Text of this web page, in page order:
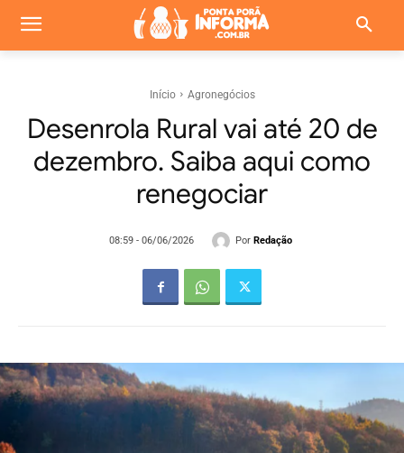
Início Agronegócios
Desenrola Rural vai até 20 de
dezembro. Saiba aqui como
renegociar
08:59 - 06/06/2026 Por Redação